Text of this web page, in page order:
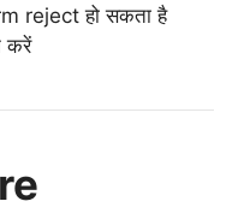
reject हो सकता है
करें